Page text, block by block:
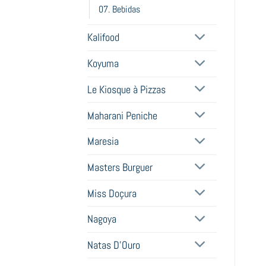
07. Bebidas
Kalifood
Koyuma
Le Kiosque à Pizzas
Maharani Peniche
Maresia
Masters Burguer
Miss Doçura
Nagoya
Natas D'Ouro